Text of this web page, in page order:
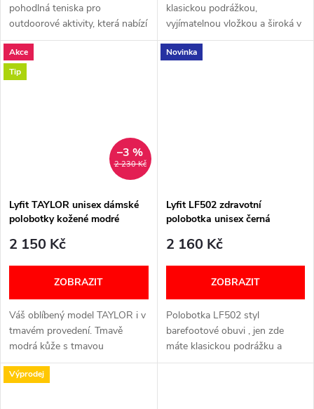
pohodlná teniska pro
outdoorové aktivity, která nabízí
výjimečné pohodlí a velkou
všestrannost. Produkt je
vhodný pro následující
klasickou podrážkou,
vyjímatelnou vložkou a široká v
prstech. Video Šířka: H (široký)
VELIKOSTNÍ TABULKA NÍŽE V
Akce
Tip
2 230 Kč
–3 %
Lyfit TAYLOR unisex dámské
polobotky kožené modré
2 150 Kč
ZOBRAZIT
Váš oblíbený model TAYLOR i v
tmavém provedení. Tmavě
modrá kůže s tmavou
podrážkou. ŠIROKÉ V PRSTNÍ
ČÁSTI JAKO BAREFOOT
Novinka
Lyfit LF502 zdravotní
polobotka unisex černá
2 160 Kč
ZOBRAZIT
Polobotka LF502 styl
barefootové obuvi , jen zde
máte klasickou podrážku a
vyjímatelnou vložku. Šířka: H
Výprodej